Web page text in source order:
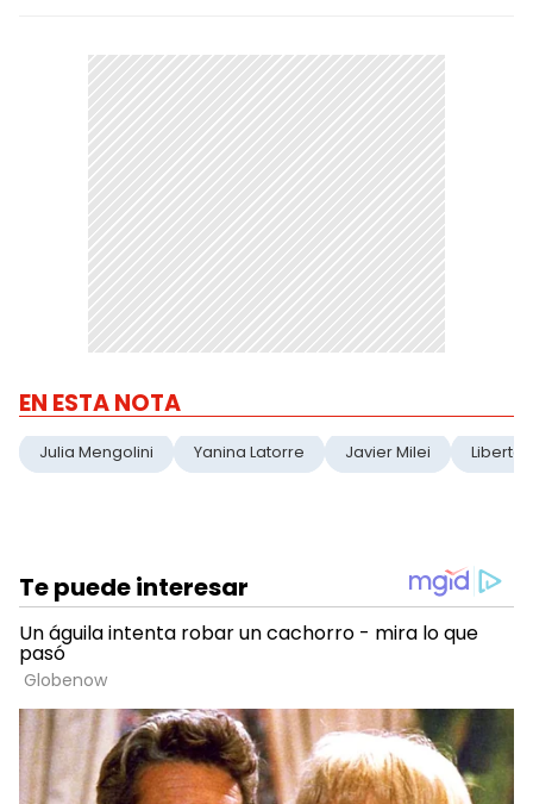
EN ESTA NOTA
Julia Mengolini Yanina Latorre Javier Milei